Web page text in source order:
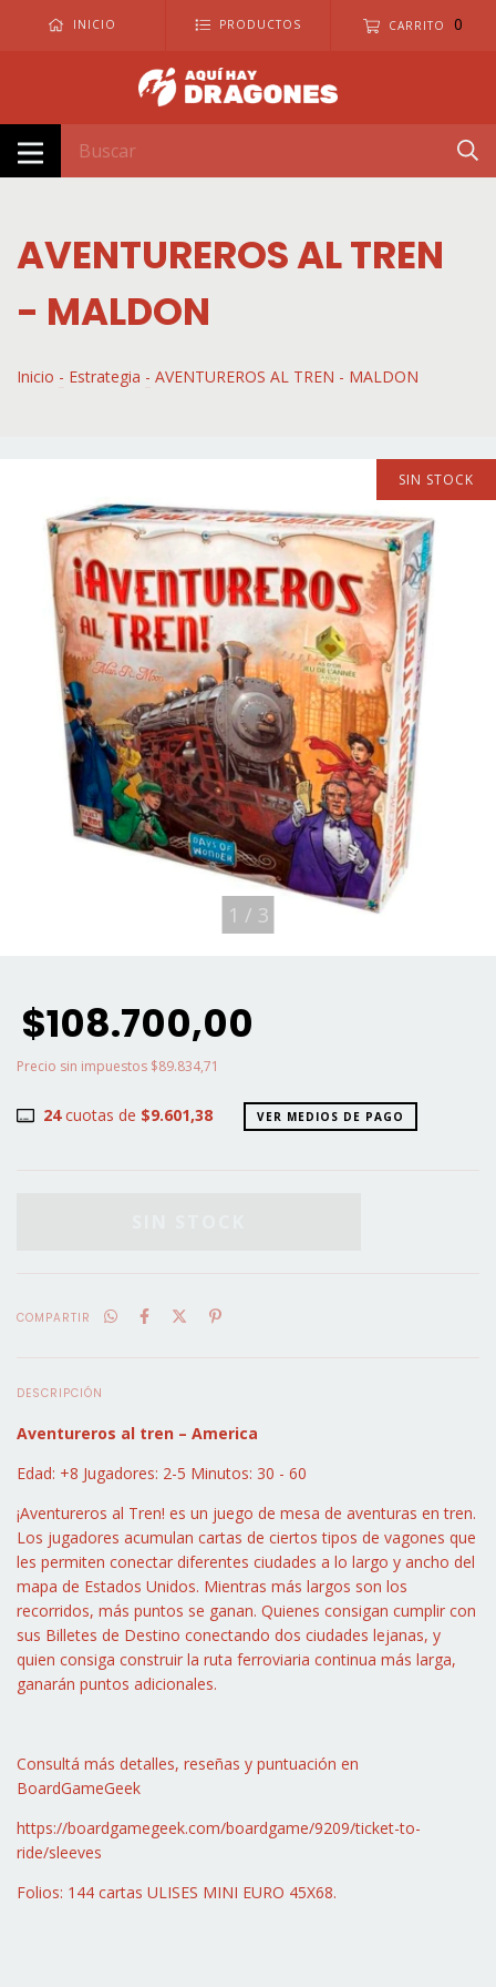
INICIO PRODUCTOS CARRITO 0
AVENTUREROS AL TREN
- MALDON
Inicio - Estrategia - AVENTUREROS AL TREN - MALDON
SIN STOCK
1 / 3
$108.700,00
Precio sin impuestos $89.834,71
24cuotas de $9.601,38 VER MEDIOS DE PAGO
COMPARTIR
DESCRIPCIÓN
Aventureros al tren – America
Edad: +8 Jugadores: 2-5 Minutos: 30 - 60
¡Aventureros al Tren! es un juego de mesa de aventuras en tren.
Los jugadores acumulan cartas de ciertos tipos de vagones que
les permiten conectar diferentes ciudades a lo largo y ancho del
mapa de Estados Unidos. Mientras más largos son los
recorridos, más puntos se ganan. Quienes consigan cumplir con
sus Billetes de Destino conectando dos ciudades lejanas, y
quien consiga construir la ruta ferroviaria continua más larga,
ganarán puntos adicionales.
Consultá más detalles, reseñas y puntuación en
BoardGameGeek
https://boardgamegeek.com/boardgame/9209/ticket-to-
ride/sleeves
Folios: 144 cartas ULISES MINI EURO 45X68.